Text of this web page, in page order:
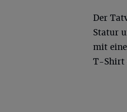
Der
Statur
mit
T-Shirt